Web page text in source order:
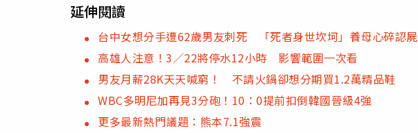
延伸閱讀
台中女想分手遭62歲男友刺死 「死者身世坎坷」養母心碎認屍
高雄人注意！3／22將停水12小時 影響範圍一次看
男友月薪28K天天喊窮！ 不請火鍋卻想分期買1.2萬精品鞋
WBC多明尼加再見3分砲！10：0提前扣倒韓國晉級4強
更多最新熱門議題：熊本7.1強震